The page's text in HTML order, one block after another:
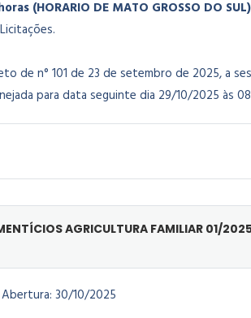
(HORARIO DE MATO GROSSO DO
de n° 101 de 23 de setembro de 2025, a
para data seguinte dia 29/10/2025 às
AGRICULTURA FAMILIAR 01/
Abertura: 30/10/2025